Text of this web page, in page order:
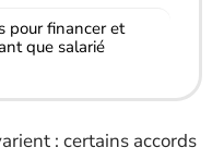
pour financer et
que salarié
: certains accords